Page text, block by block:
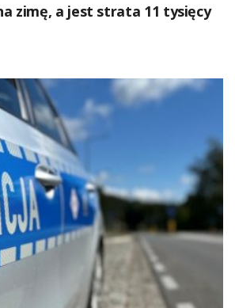
zimę, a jest strata 11 tysięcy